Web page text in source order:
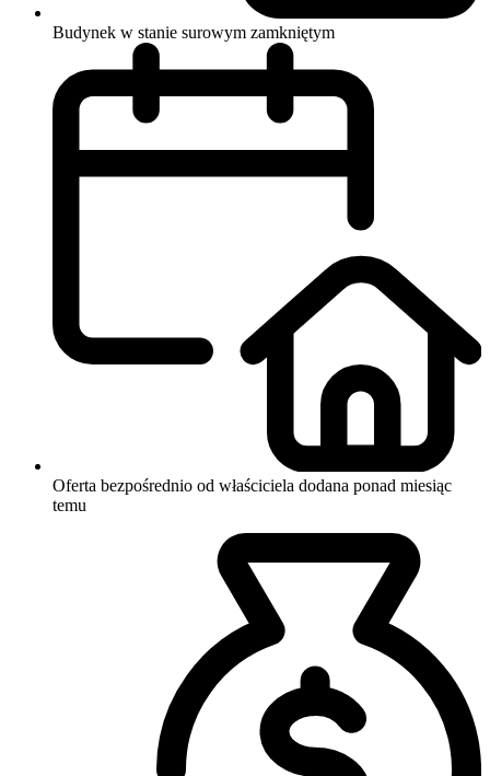
Budynek w stanie surowym zamkniętym
Oferta bezpośrednio od właściciela dodana ponad miesiąc
temu